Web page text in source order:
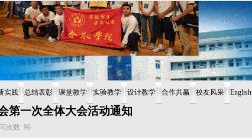
实践 总结表彰 课堂教学 实验教学 设计教学 合作共赢 校友风采 English
第一次全体大会活动通知
次数: 96